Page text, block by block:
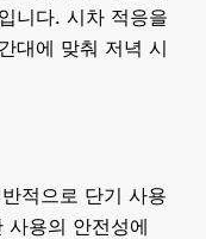
니다. 시차 적응을
대에 맞춰 저녁 시
적으로 단기 사용
사용의 안전성에